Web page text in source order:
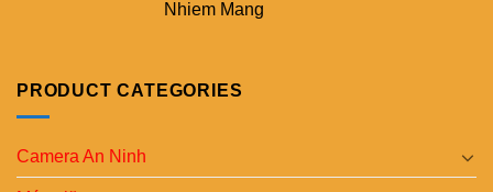
PRODUCT CATEGORIES
Camera An Ninh